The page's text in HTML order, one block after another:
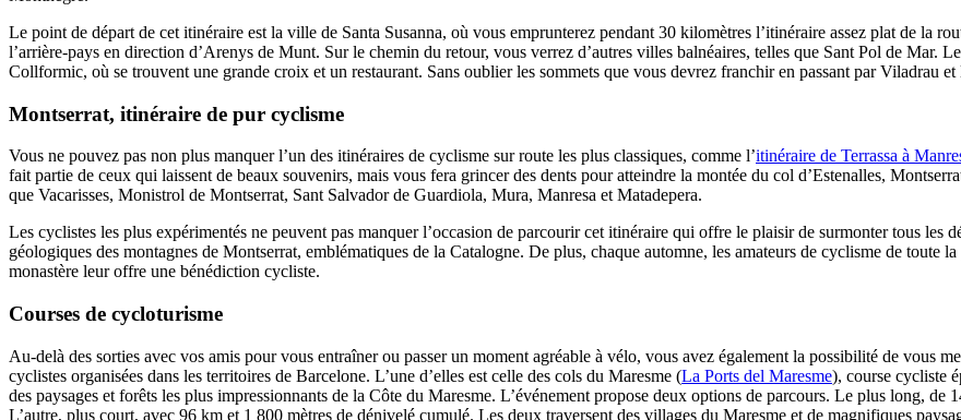
Le point de départ de cet itinéraire est la ville de Santa Susanna, où vous emprunterez pendant 30 kilomètres l’itinéraire assez plat de la
l’arrière-pays en direction d’Arenys de Munt. Sur le chemin du retour, vous verrez d’autres villes balnéaires, telles que Sant Pol de Mar.
Collformic, où se trouvent une grande croix et un restaurant. Sans oublier les sommets que vous devrez franchir en passant par Viladrau
Montserrat, itinéraire de pur cyclisme
Vous ne pouvez pas non plus manquer l’un des itinéraires de cyclisme sur route les plus classiques, comme l’itinéraire de Terrassa à
fait partie de ceux qui laissent de beaux souvenirs, mais vous fera grincer des dents pour atteindre la montée du col d’Estenalles,
que Vacarisses, Monistrol de Montserrat, Sant Salvador de Guardiola, Mura, Manresa et Matadepera.
Les cyclistes les plus expérimentés ne peuvent pas manquer l’occasion de parcourir cet itinéraire qui offre le plaisir de surmonter tous les
géologiques des montagnes de Montserrat, emblématiques de la Catalogne. De plus, chaque automne, les amateurs de cyclisme de toute
monastère leur offre une bénédiction cycliste.​​​​​​​
Courses de cycloturisme
Au-delà des sorties avec vos amis pour vous entraîner ou passer un moment agréable à vélo, vous avez également la possibilité de vous
cyclistes organisées dans les territoires de Barcelone. L’une d’elles est celle des cols du Maresme (La Ports del Maresme), course cycliste
des paysages et forêts les plus impressionnants de la Côte du Maresme. L’événement propose deux options de parcours. Le plus long,
L’autre, plus court, avec 96 km et 1 800 mètres de dénivelé cumulé. Les deux traversent des villages du Maresme et de magnifiques